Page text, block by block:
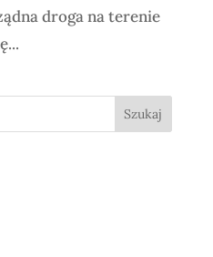
droga na terenie